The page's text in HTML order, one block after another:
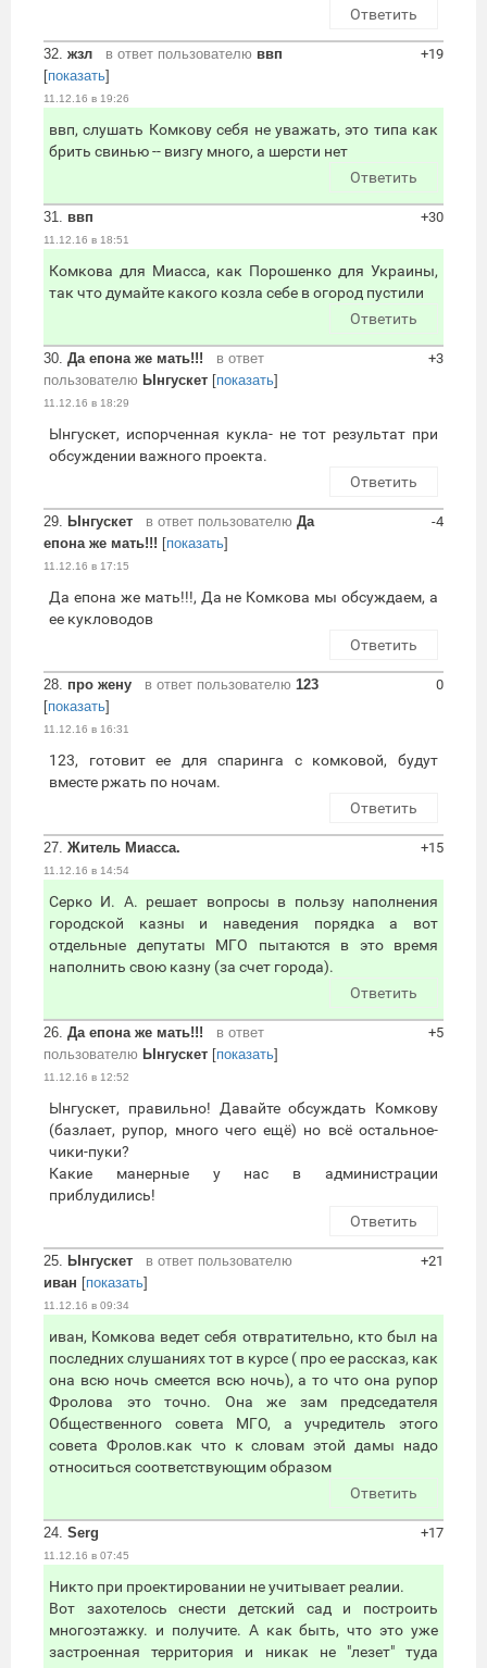
Ответить
32. жзл в ответ пользователю ввп
[показать]
11.12.16 в 19:26
+19
ввп, слушать Комкову себя не уважать, это типа как
брить свинью -- визгу много, а шерсти нет
Ответить
31. ввп
11.12.16 в 18:51
+30
Комкова для Миасса, как Порошенко для Украины,
так что думайте какого козла себе в огород пустили
Ответить
30. Да епона же мать!!!
в ответ
пользователю Ынгускет [показать]
11.12.16 в 18:29
+3
Ынгускет, испорченная кукла- не тот результат при
обсуждении важного проекта.
Ответить
29. Ынгускет в ответ пользователю Да
епона же мать!!! [показать]
11.12.16 в 17:15
-4
Да епона же мать!!!, Да не Комкова мы обсуждаем, а
ее кукловодов
Ответить
28. про жену в ответ пользователю 123
[показать]
11.12.16 в 16:31
0
123, готовит ее для спаринга с комковой, будут
вместе ржать по ночам.
Ответить
27. Житель Миасса.
11.12.16 в 14:54
+15
Серко И. А. решает вопросы в пользу наполнения
городской казны и наведения порядка а вот
отдельные депутаты МГО пытаются в это время
наполнить свою казну (за счет города).
Ответить
26. Да епона же мать!!!
в ответ
пользователю Ынгускет [показать]
11.12.16 в 12:52
+5
Ынгускет, правильно! Давайте обсуждать Комкову
(базлает, рупор, много чего ещё) но всё остальное-
чики-пуки?
Какие манерные у нас в администрации
приблудились!
Ответить
25. Ынгускет
в ответ пользователю
иван [показать]
11.12.16 в 09:34
+21
иван, Комкова ведет себя отвратительно, кто был на
последних слушаниях тот в курсе ( про ее рассказ, как
она всю ночь смеется всю ночь), а то что она рупор
Фролова это точно. Она же зам председателя
Общественного совета МГО, а учредитель этого
совета Фролов.как что к словам этой дамы надо
относиться соответствующим образом
Ответить
24. Serg
11.12.16 в 07:45
+17
Никто при проектировании не учитывает реалии.
Вот захотелось снести детский сад и построить
многоэтажку. и получите. А как быть, что это уже
застроенная территория и никак не "лезет" туда